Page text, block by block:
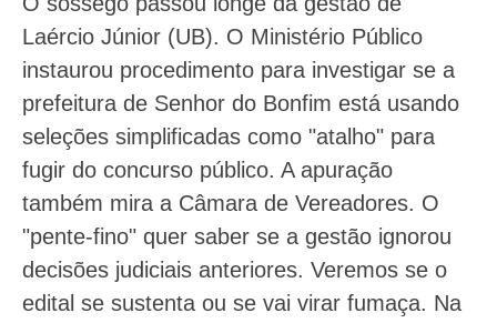
Laércio Júnior (UB). O Ministério Público
instaurou procedimento para investigar se a
prefeitura de Senhor do Bonfim está usando
seleções simplificadas como "atalho" para
fugir do concurso público. A apuração
também mira a Câmara de Vereadores. O
"pente-fino" quer saber se a gestão ignorou
decisões judiciais anteriores. Veremos se o
edital se sustenta ou se vai virar fumaça. Na